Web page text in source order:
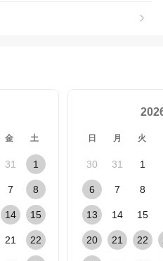
金 土
31 1
7 8
14 15
21 22
日 月 火
30 31 1
6 7 8
13 14 15
20 21 22